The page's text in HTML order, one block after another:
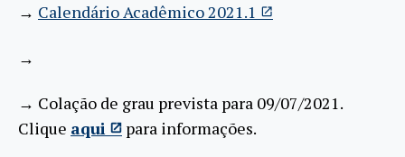
→ Calendário Acadêmico 2021.1
→
→ Colação de grau prevista para 09/07/2021.
Clique aqui para informações.